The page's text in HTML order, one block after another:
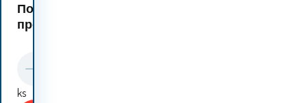
Подобни
продукти:
ks